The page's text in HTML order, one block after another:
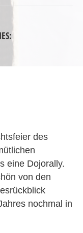
des
eine Dojorally.
von den
nochmal in